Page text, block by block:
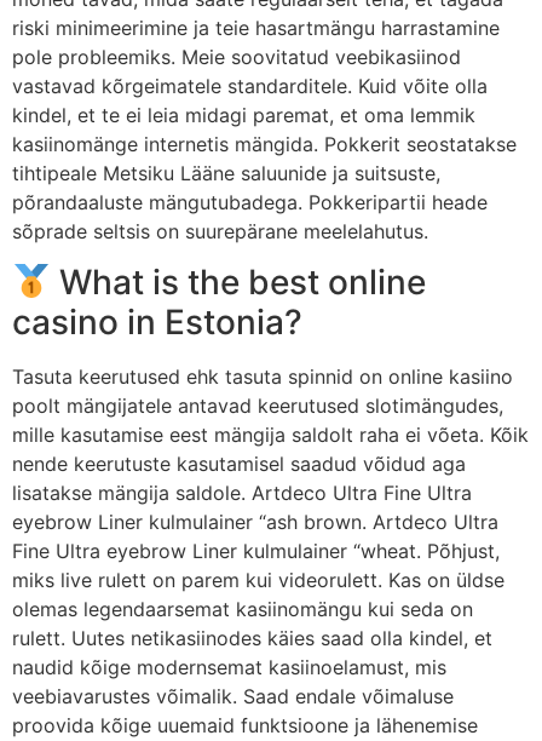
riski minimeerimine ja teie hasartmängu harrastamine
pole probleemiks. Meie soovitatud veebikasiinod
vastavad kõrgeimatele standarditele. Kuid võite olla
kindel, et te ei leia midagi paremat, et oma lemmik
kasiinomänge internetis mängida. Pokkerit seostatakse
tihtipeale Metsiku Lääne saluunide ja suitsuste,
põrandaaluste mängutubadega. Pokkeripartii heade
sõprade seltsis on suurepärane meelelahutus.
What is the best online
casino in Estonia?
Tasuta keerutused ehk tasuta spinnid on online kasiino
poolt mängijatele antavad keerutused slotimängudes,
mille kasutamise eest mängija saldolt raha ei võeta. Kõik
nende keerutuste kasutamisel saadud võidud aga
lisatakse mängija saldole. Artdeco Ultra Fine Ultra
eyebrow Liner kulmulainer “ash brown. Artdeco Ultra
Fine Ultra eyebrow Liner kulmulainer “wheat. Põhjust,
miks live rulett on parem kui videorulett. Kas on üldse
olemas legendaarsemat kasiinomängu kui seda on
rulett. Uutes netikasiinodes käies saad olla kindel, et
naudid kõige modernsemat kasiinoelamust, mis
veebiavarustes võimalik. Saad endale võimaluse
proovida kõige uuemaid funktsioone ja lähenemise